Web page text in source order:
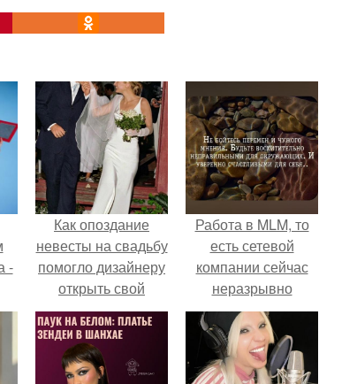
-
Как опоздание
невесты на свадьбу
помогло дизайнеру
открыть свой
бренд.
Работа в MLM, то
есть сетевой
компании сейчас
неразрывно
связана с создание
своего контента,
своей страницы в
соц сетях.